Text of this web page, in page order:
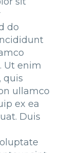
do
Ut enim
quis
ullamco
ex ea
Duis